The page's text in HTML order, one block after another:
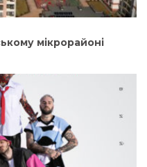
мікрорайоні